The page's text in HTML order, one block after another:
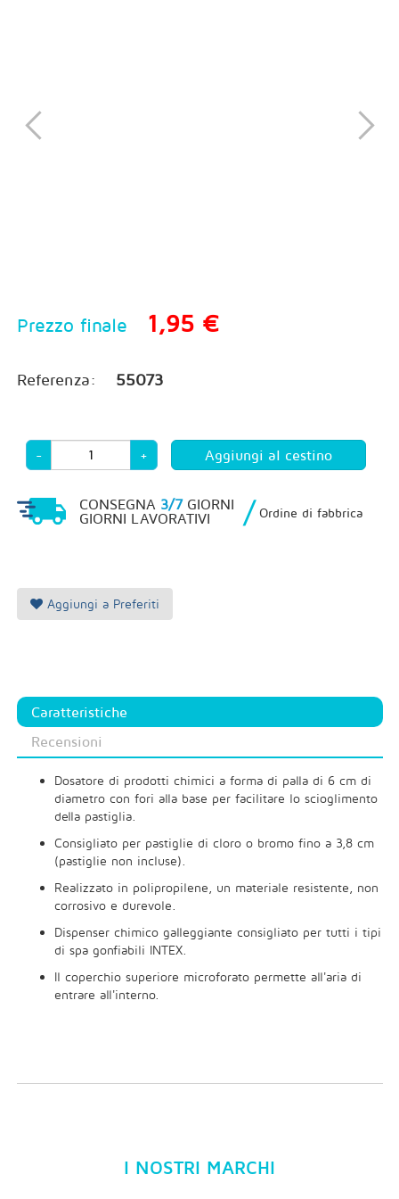
Prezzo finale 1,95 €
Referenza: 55073
- +
CONSEGNA 3/7GIORNI
GIORNI LAVORATIVI
/ Ordine di fabbrica
Aggiungi a Preferiti
Caratteristiche
Recensioni
Dosatore di prodotti chimici a forma di palla di 6 cm di
diametro con fori alla base per facilitare lo scioglimento
della pastiglia.
Consigliato per pastiglie di cloro o bromo fino a 3,8 cm
(pastiglie non incluse).
Realizzato in polipropilene, un materiale resistente, non
corrosivo e durevole.
Dispenser chimico galleggiante consigliato per tutti i tipi
di spa gonfiabili INTEX.
Il coperchio superiore microforato permette all'aria di
entrare all'interno.
I NOSTRI MARCHI